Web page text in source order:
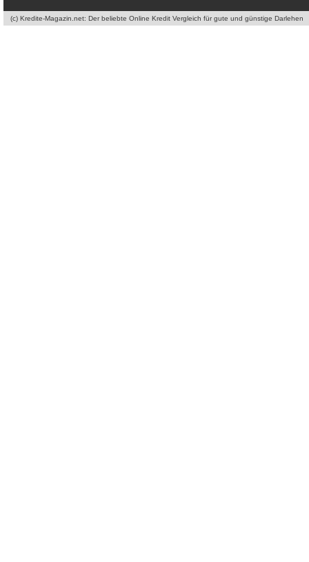
(c) Kredite-Magazin.net: Der beliebte Online Kredit Vergleich für gute und günstige Darlehen